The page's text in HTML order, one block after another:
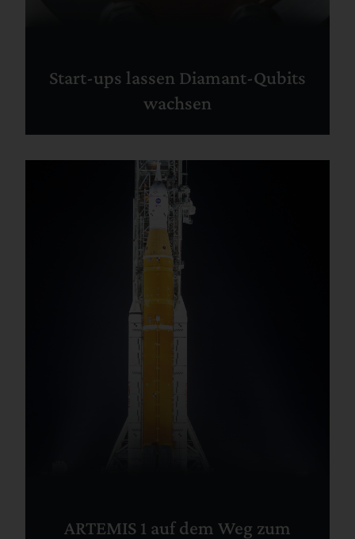
Start-ups lassen Diamant-Qubits
wachsen
ARTEMIS 1 auf dem Weg zum